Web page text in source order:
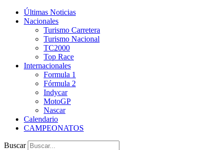
Últimas Noticias
Nacionales
Turismo Carretera
Turismo Nacional
TC2000
Top Race
Internacionales
Formula 1
Fórmula 2
Indycar
MotoGP
Nascar
Calendario
CAMPEONATOS
Buscar